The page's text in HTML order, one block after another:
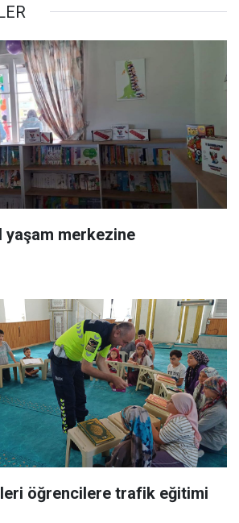
yaşam merkezine
öğrencilere trafik eğitimi